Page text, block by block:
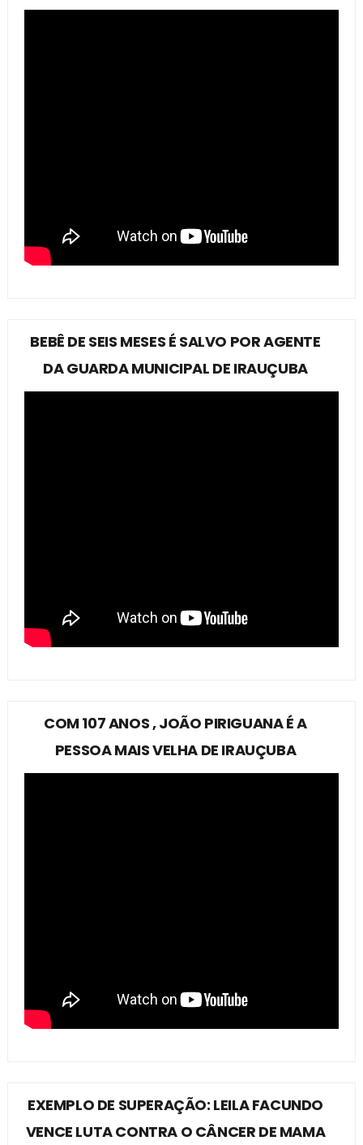
BEBÊ DE SEIS MESES É SALVO POR AGENTE
DA GUARDA MUNICIPAL DE IRAUÇUBA
COM 107 ANOS , JOÃO PIRIGUANA É A
PESSOA MAIS VELHA DE IRAUÇUBA
EXEMPLO DE SUPERAÇÃO: LEILA FACUNDO
VENCE LUTA CONTRA O CÂNCER DE MAMA